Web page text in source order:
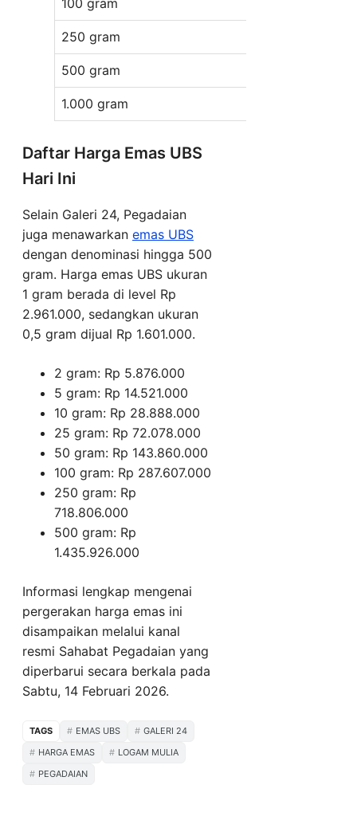
100 gram
250 gram
500 gram
1.000 gram
Daftar Harga Emas UBS
Hari Ini
Selain Galeri 24, Pegadaian
juga menawarkan emas UBS
dengan denominasi hingga 500
gram. Harga emas UBS ukuran
1 gram berada di level Rp
2.961.000, sedangkan ukuran
0,5 gram dijual Rp 1.601.000.
2 gram: Rp 5.876.000
5 gram: Rp 14.521.000
10 gram: Rp 28.888.000
25 gram: Rp 72.078.000
50 gram: Rp 143.860.000
100 gram: Rp 287.607.000
250 gram: Rp
718.806.000
500 gram: Rp
1.435.926.000
Informasi lengkap mengenai
pergerakan harga emas ini
disampaikan melalui kanal
resmi Sahabat Pegadaian yang
diperbarui secara berkala pada
Sabtu, 14 Februari 2026.
TAGS EMAS UBS
GALERI 24
HARGA EMAS
LOGAM MULIA
PEGADAIAN